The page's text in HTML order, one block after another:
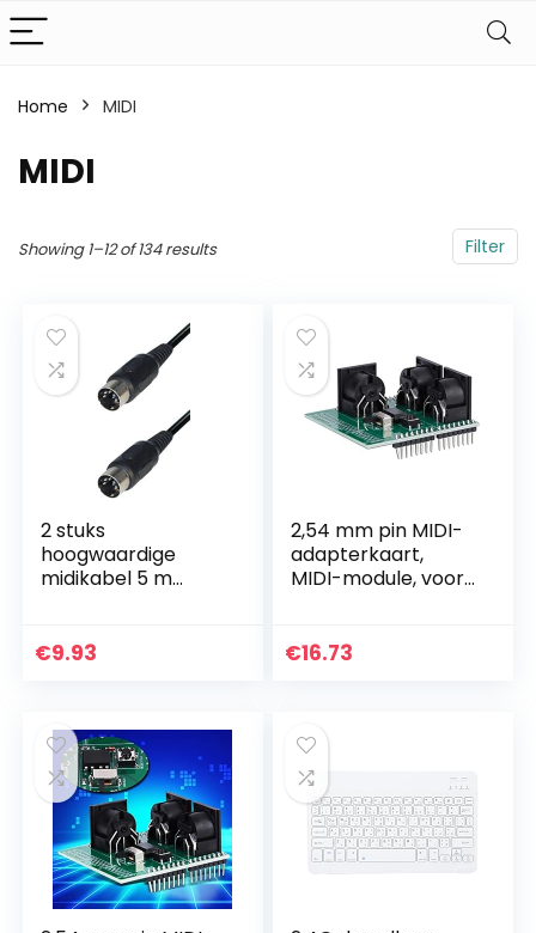
Home MIDI
MIDI
Filter
Showing 1–12 of 134 results
2 stuks
hoogwaardige
midikabel 5 m
€9.93
2,54 mm pin MIDI-
adapterkaart,
MIDI-module, voor
€16.73